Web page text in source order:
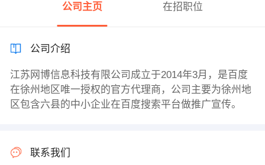
公司主页 在招职位
公司介绍
江苏网博信息科技有限公司成立于2014年3月，是百度
在徐州地区唯一授权的官方代理商，公司主要为徐州地
区包含六县的中小企业在百度搜索平台做推广宣传。
联系我们